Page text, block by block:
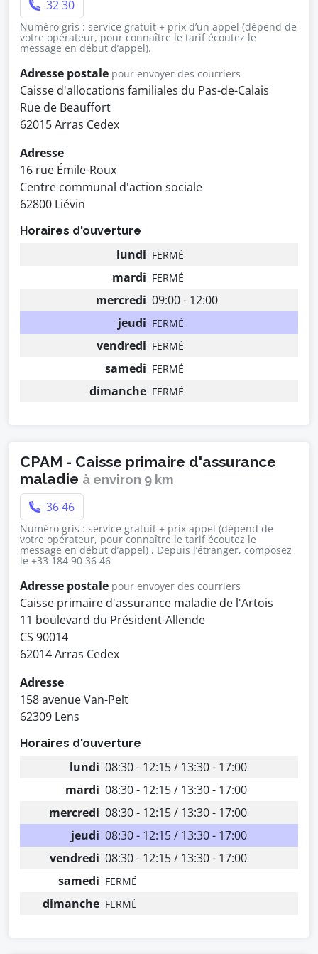
32 30
Numéro gris : service gratuit + prix d’un appel (dépend de
votre opérateur, pour connaître le tarif écoutez le
message en début d’appel).
Adresse postale pour envoyer des courriers
Caisse d'allocations familiales du Pas-de-Calais
Rue de Beauffort
62015 Arras Cedex
Adresse
16 rue Émile-Roux
Centre communal d'action sociale
62800 Liévin
Horaires d'ouverture
lundi FERMÉ
mardi FERMÉ
mercredi 09:00 - 12:00
jeudi FERMÉ
vendredi FERMÉ
samedi FERMÉ
dimanche FERMÉ
CPAM - Caisse primaire d'assurance
maladie à environ 9 km
36 46
Numéro gris : service gratuit + prix appel (dépend de
votre opérateur, pour connaître le tarif écoutez le
message en début d’appel) , Depuis l’étranger, composez
le +33 184 90 36 46
Adresse postale pour envoyer des courriers
Caisse primaire d'assurance maladie de l'Artois
11 boulevard du Président-Allende
CS 90014
62014 Arras Cedex
Adresse
158 avenue Van-Pelt
62309 Lens
Horaires d'ouverture
lundi 08:30 - 12:15 / 13:30 - 17:00
mardi 08:30 - 12:15 / 13:30 - 17:00
mercredi 08:30 - 12:15 / 13:30 - 17:00
jeudi 08:30 - 12:15 / 13:30 - 17:00
vendredi 08:30 - 12:15 / 13:30 - 17:00
samedi FERMÉ
dimanche FERMÉ